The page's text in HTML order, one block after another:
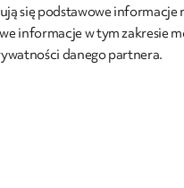
się podstawowe informacje
informacje w tym zakresie
danego partnera.